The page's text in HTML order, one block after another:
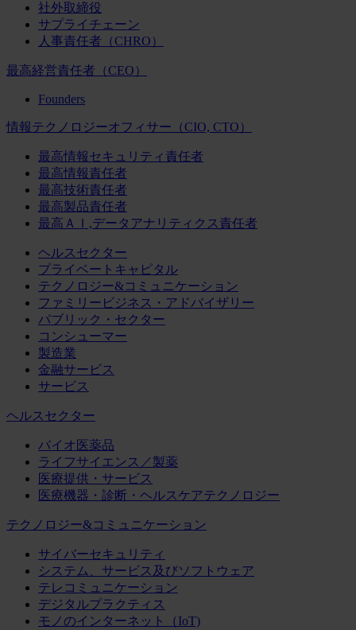
社外取締役
サプライチェーン
人事責任者（CHRO）
最高経営責任者（CEO）
Founders
情報テクノロジーオフィサー（CIO, CTO）
最高情報セキュリティ責任者
最高情報責任者
最高技術責任者
最高製品責任者
最高ＡＩ,データアナリティクス責任者
ヘルスセクター
プライベートキャピタル
テクノロジー&コミュニケーション
ファミリービジネス・アドバイザリー
パブリック・セクター
コンシューマー
製造業
金融サービス
サービス
ヘルスセクター
バイオ医薬品
ライフサイエンス／製薬
医療提供・サービス
医療機器・診断・ヘルスケアテクノロジー
テクノロジー&コミュニケーション
サイバーセキュリティ
システム、サービス及びソフトウェア
テレコミュニケーション
デジタルプラクティス
モノのインターネット（IoT)